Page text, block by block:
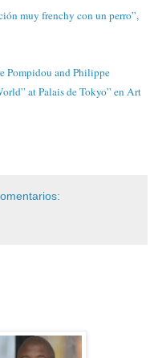
muy frenchy con un perro”,
Pompidou and Philippe
at Palais de Tokyo” en Art